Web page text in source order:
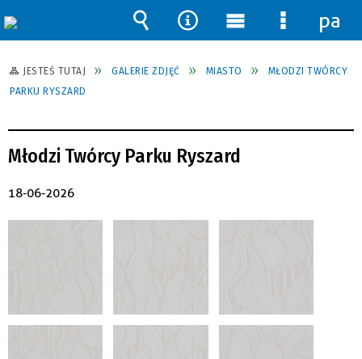
JESTEŚ TUTAJ GALERIE ZDJĘĆ MIASTO
MŁODZI TWÓRCY
PARKU RYSZARD
Młodzi Twórcy Parku Ryszard
18-06-2026
Wyszukiwarka
Narzędzia
Menu
główne
Menu